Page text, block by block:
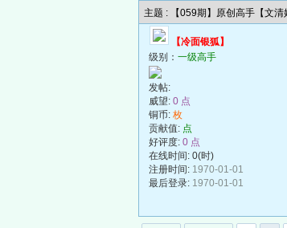
主题 : 【059期】原创高手【文
【冷面银狐】
级别： 一级高手
发帖:
威望: 0 点
铜币: 枚
贡献值: 点
好评度: 0 点
在线时间: 0(时)
注册时间: 1970-01-01
最后登录: 1970-01-01